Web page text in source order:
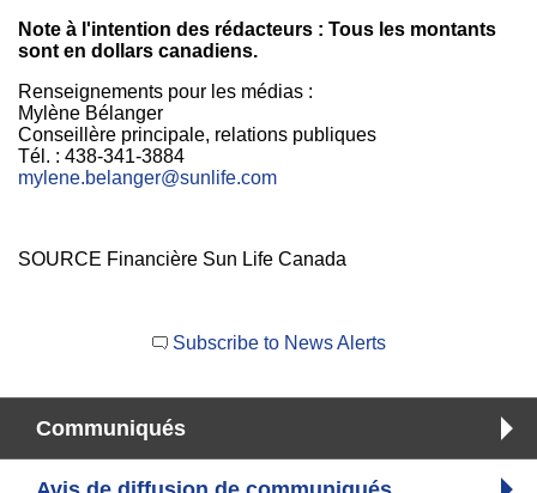
Note à l'intention des rédacteurs : Tous les montants
sont en dollars canadiens.
Renseignements pour les médias :
Mylène Bélanger
Conseillère principale, relations publiques
Tél. : 438-341-3884
mylene.belanger@sunlife.com
SOURCE Financière Sun Life Canada
Subscribe to News Alerts
Communiqués